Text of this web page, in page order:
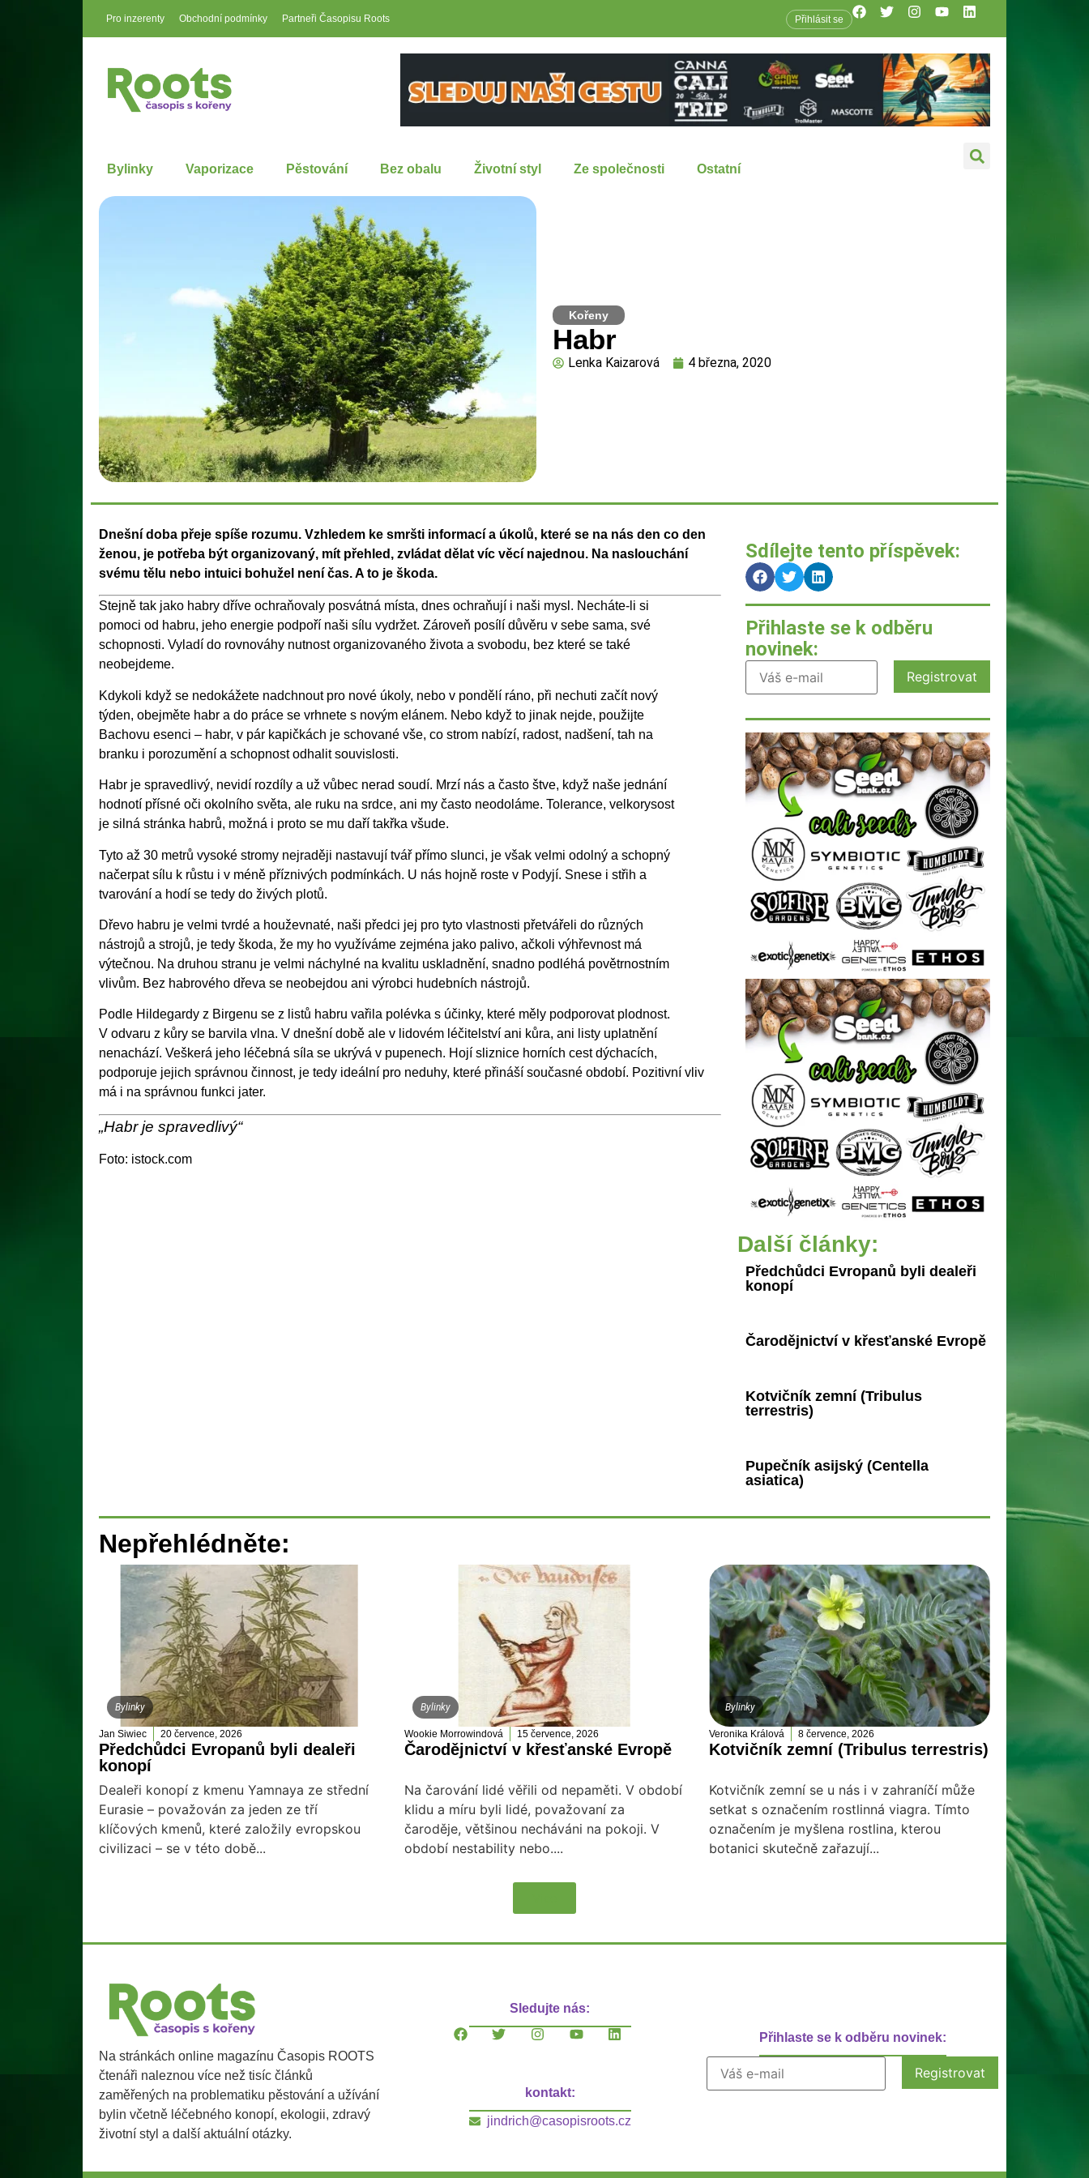
Pro inzerenty Obchodní podmínky Partneři Časopisu Roots Přihlásit se
Bylinky Vaporizace Pěstování Bez obalu Životní styl Ze společnosti Ostatní
Kořeny
Habr
Lenka Kaizarová 4 března, 2020
Dnešní doba přeje spíše rozumu. Vzhledem ke smršti informací a úkolů, které se na nás den co den
ženou, je potřeba být organizovaný, mít přehled, zvládat dělat víc věcí najednou. Na naslouchání
svému tělu nebo intuici bohužel není čas. A to je škoda.
Stejně tak jako habry dříve ochraňovaly posvátná místa, dnes ochraňují i naši mysl. Necháte-li si
pomoci od habru, jeho energie podpoří naši sílu vydržet. Zároveň posílí důvěru v sebe sama, své
schopnosti. Vyladí do rovnováhy nutnost organizovaného života a svobodu, bez které se také
neobejdeme.
Kdykoli když se nedokážete nadchnout pro nové úkoly, nebo v pondělí ráno, při nechuti začít nový
týden, obejměte habr a do práce se vrhnete s novým elánem. Nebo když to jinak nejde, použijte
Bachovu esenci – habr, v pár kapičkách je schované vše, co strom nabízí, radost, nadšení, tah na
branku i porozumění a schopnost odhalit souvislosti.
Habr je spravedlivý, nevidí rozdíly a už vůbec nerad soudí. Mrzí nás a často štve, když naše jednání
hodnotí přísné oči okolního světa, ale ruku na srdce, ani my často neodoláme. Tolerance, velkorysost
je silná stránka habrů, možná i proto se mu daří takřka všude.
Tyto až 30 metrů vysoké stromy nejraději nastavují tvář přímo slunci, je však velmi odolný a schopný
načerpat sílu k růstu i v méně příznivých podmínkách. U nás hojně roste v Podyjí. Snese i střih a
tvarování a hodí se tedy do živých plotů.
Dřevo habru je velmi tvrdé a houževnaté, naši předci jej pro tyto vlastnosti přetvářeli do různých
nástrojů a strojů, je tedy škoda, že my ho využíváme zejména jako palivo, ačkoli výhřevnost má
výtečnou. Na druhou stranu je velmi náchylné na kvalitu uskladnění, snadno podléhá povětrnostním
vlivům. Bez habrového dřeva se neobejdou ani výrobci hudebních nástrojů.
Podle Hildegardy z Birgenu se z listů habru vařila polévka s účinky, které měly podporovat plodnost.
V odvaru z kůry se barvila vlna. V dnešní době ale v lidovém léčitelství ani kůra, ani listy uplatnění
nenachází. Veškerá jeho léčebná síla se ukrývá v pupenech. Hojí sliznice horních cest dýchacích,
podporuje jejich správnou činnost, je tedy ideální pro neduhy, které přináší současné období. Pozitivní vliv
má i na správnou funkci jater.
„Habr je spravedlivý“
Foto: istock.com
Sdílejte tento příspěvek:
Přihlaste se k odběru
novinek:
Další články:
Předchůdci Evropanů byli dealeři
konopí
Čarodějnictví v křesťanské Evropě
Kotvičník zemní (Tribulus
terrestris)
Pupečník asijský (Centella
asiatica)
Nepřehlédněte:
Bylinky
Jan Siwiec 20 července, 2026
Předchůdci Evropanů byli dealeři
konopí
Dealeři konopí z kmenu Yamnaya ze střední
Eurasie – považován za jeden ze tří
klíčových kmenů, které založily evropskou
civilizaci – se v této době...
Bylinky
Wookie Morrowindová 15 července, 2026
Čarodějnictví v křesťanské Evropě
Na čarování lidé věřili od nepaměti. V období
klidu a míru byli lidé, považovaní za
čaroděje, většinou necháváni na pokoji. V
období nestability nebo....
Bylinky
Veronika Králová 8 července, 2026
Kotvičník zemní (Tribulus terrestris)
Kotvičník zemní se u nás i v zahraníčí může
setkat s označením rostlinná viagra. Tímto
označením je myšlena rostlina, kterou
botanici skutečně zařazují...
Na stránkách online magazínu Časopis ROOTS
čtenáři naleznou více než tisíc článků
zaměřených na problematiku pěstování a užívání
bylin včetně léčebného konopí, ekologii, zdravý
životní styl a další aktuální otázky.
Sledujte nás:
kontakt:
jindrich@casopisroots.cz
Přihlaste se k odběru novinek: